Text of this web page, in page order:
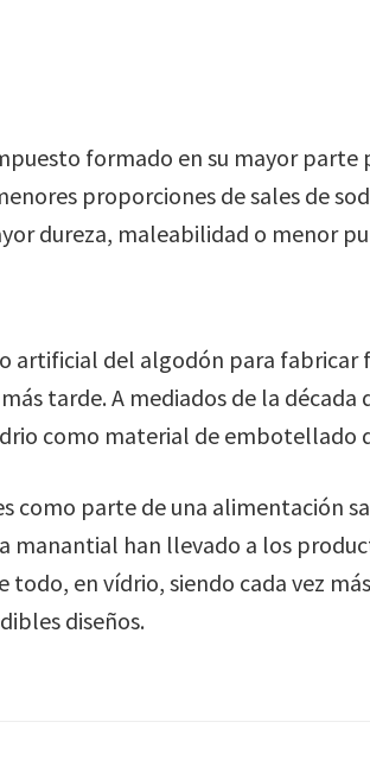
formado en su mayor
proporciones de sales de
dureza, maleabilidad o menor
del algodón para fabricar
tarde. A mediados de la década
como material de embotellado
como parte de una alimentación
manantial han llevado a los
en vídrio, siendo cada vez
diseños.